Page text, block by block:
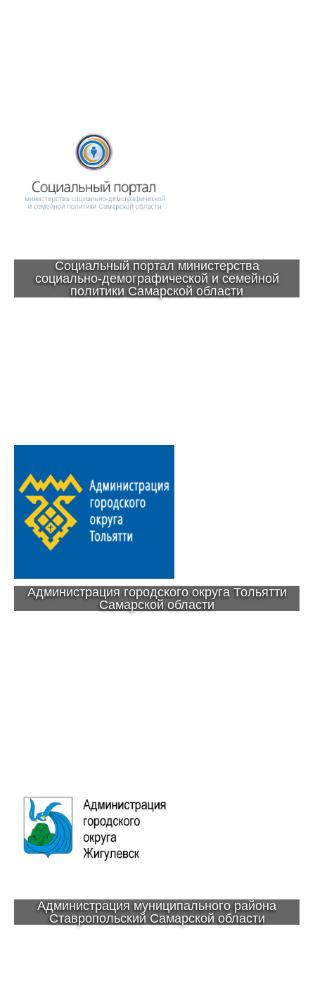
Социальный портал министерства
социально-демографической и семейной
политики Самарской области
Администрация городского округа Тольятти
Самарской области
Администрация муниципального района
Ставропольский Самарской области